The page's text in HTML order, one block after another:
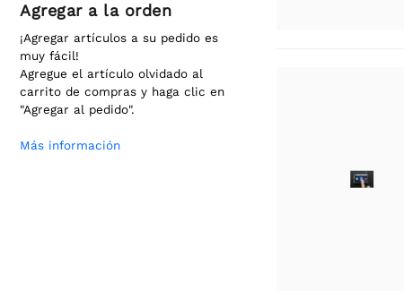
Agregar a la orden
¡Agregar artículos a su pedido es
muy fácil!
Agregue el artículo olvidado al
carrito de compras y haga clic en
"Agregar al pedido".
Más información